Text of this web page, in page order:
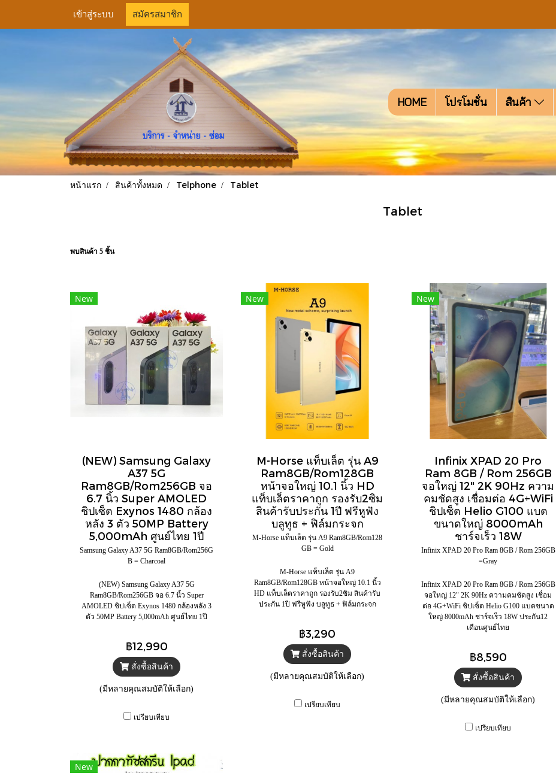
เข้าสู่ระบบ สมัครสมาชิก
HOME โปรโมชั่น สินค้า
หน้าแรก สินค้าทั้งหมด Telphone Tablet
Tablet
พบสินค้า 5 ชิ้น
New
(NEW) Samsung Galaxy
A37 5G
Ram8GB/Rom256GB จอ
6.7 นิ้ว Super AMOLED
ชิปเซ็ต Exynos 1480 กล้อง
หลัง 3 ตัว 50MP Battery
5,000mAh ศูนย์ไทย 1ปี
Samsung Galaxy A37 5G Ram8GB/Rom256G
B = Charcoal
(NEW) Samsung Galaxy A37 5G
Ram8GB/Rom256GB จอ 6.7 นิ้ว Super
AMOLED ชิปเซ็ต Exynos 1480 กล้องหลัง 3
ตัว 50MP Battery 5,000mAh ศูนย์ไทย 1ปี
฿12,990
สั่งซื้อสินค้า
(มีหลายคุณสมบัติให้เลือก)
เปรียบเทียบ
New
M-Horse แท็บเล็ต รุ่น A9
Ram8GB/Rom128GB
หน้าจอใหญ่ 10.1 นิ้ว HD
แท็บเล็ตราคาถูก รองรับ2ซิม
สินค้ารับประกัน 1ปี ฟรีหูฟัง
บลูทูธ + ฟิล์มกระจก
M-Horse แท็บเล็ต รุ่น A9 Ram8GB/Rom128
GB = Gold
M-Horse แท็บเล็ต รุ่น A9
Ram8GB/Rom128GB หน้าจอใหญ่ 10.1 นิ้ว
HD แท็บเล็ตราคาถูก รองรับ2ซิม สินค้ารับ
ประกัน 1ปี ฟรีหูฟัง บลูทูธ + ฟิล์มกระจก
฿3,290
สั่งซื้อสินค้า
(มีหลายคุณสมบัติให้เลือก)
เปรียบเทียบ
New
Infinix XPAD 20 Pro
Ram 8GB / Rom 256GB
จอใหญ่ 12" 2K 90Hz ความ
คมชัดสูง เชื่อมต่อ 4G+WiFi
ชิปเซ็ต Helio G100 แบต
ขนาดใหญ่ 8000mAh
ชาร์จเร็ว 18W
Infinix XPAD 20 Pro Ram 8GB / Rom 256GB
=Gray
Infinix XPAD 20 Pro Ram 8GB / Rom 256GB
จอใหญ่ 12" 2K 90Hz ความคมชัดสูง เชื่อม
ต่อ 4G+WiFi ชิปเซ็ต Helio G100 แบตขนาด
ใหญ่ 8000mAh ชาร์จเร็ว 18W ประกัน12
เดือนศูนย์ไทย
฿8,590
สั่งซื้อสินค้า
(มีหลายคุณสมบัติให้เลือก)
เปรียบเทียบ
New